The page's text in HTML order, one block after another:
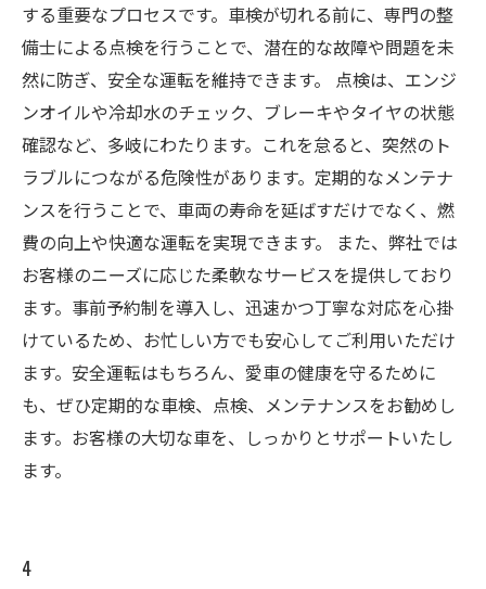
する重要なプロセスです。車検が切れる前に、専門の整
備士による点検を行うことで、潜在的な故障や問題を未
然に防ぎ、安全な運転を維持できます。 点検は、エンジ
ンオイルや冷却水のチェック、ブレーキやタイヤの状態
確認など、多岐にわたります。これを怠ると、突然のト
ラブルにつながる危険性があります。定期的なメンテナ
ンスを行うことで、車両の寿命を延ばすだけでなく、燃
費の向上や快適な運転を実現できます。 また、弊社では
お客様のニーズに応じた柔軟なサービスを提供しており
ます。事前予約制を導入し、迅速かつ丁寧な対応を心掛
けているため、お忙しい方でも安心してご利用いただけ
ます。安全運転はもちろん、愛車の健康を守るために
も、ぜひ定期的な車検、点検、メンテナンスをお勧めし
ます。お客様の大切な車を、しっかりとサポートいたし
ます。
4